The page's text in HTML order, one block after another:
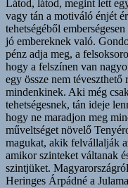
Látod, látod, megint lett
vagy tán a motiváló énjét
tehetségéből
jó embereknek való.
pénz adja meg, a
hogy a felszínen van
egy össze nem téveszthető
mindenkinek. Aki még
tehetségesnek, tán ideje
hogy ne maradjon meg
műveltséget növelő
magukat, akik felvállalják
amikor szinteket váltanak
szintjüket.
Heringes Árpádné a